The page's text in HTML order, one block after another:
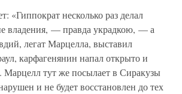
«Гиппократ несколько раз делал
владения, — правда украдкою, — а
легат Марцелла, выставил
карфагенянин напал открыто и
Марцелл тут же посылает в Сиракузы
и не будет восстановлен до тех